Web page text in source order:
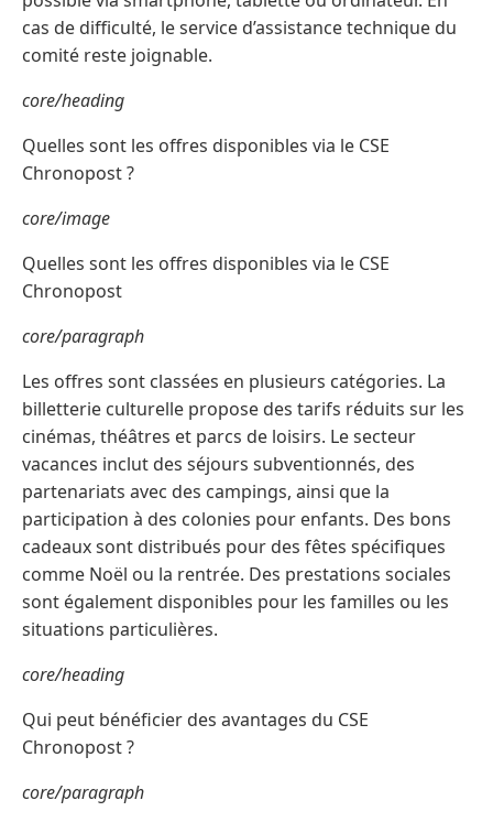
cas de difficulté, le service d’assistance technique du
comité reste joignable.
core/heading
Quelles sont les offres disponibles via le CSE
Chronopost ?
core/image
Quelles sont les offres disponibles via le CSE
Chronopost
core/paragraph
Les offres sont classées en plusieurs catégories. La
billetterie culturelle propose des tarifs réduits sur les
cinémas, théâtres et parcs de loisirs. Le secteur
vacances inclut des séjours subventionnés, des
partenariats avec des campings, ainsi que la
participation à des colonies pour enfants. Des bons
cadeaux sont distribués pour des fêtes spécifiques
comme Noël ou la rentrée. Des prestations sociales
sont également disponibles pour les familles ou les
situations particulières.
core/heading
Qui peut bénéficier des avantages du CSE
Chronopost ?
core/paragraph